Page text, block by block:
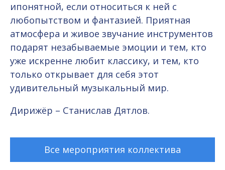
ипонятной, если относиться к ней с
любопытством и фантазией. Приятная
атмосфера и живое звучание инструментов
подарят незабываемые эмоции и тем, кто
уже искренне любит классику, и тем, кто
только открывает для себя этот
удивительный музыкальный мир.
Дирижёр – Станислав Дятлов.
Все мероприятия коллектива